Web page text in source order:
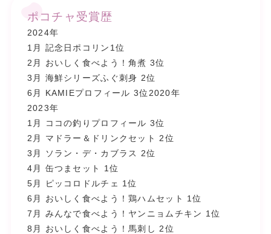
ポコチャ受賞歴
2024年
1月 記念日ポコリン1位
2月 おいしく食べよう！角煮 3位
3月 海鮮シリーズふぐ刺身 2位
6月 KAMIEプロフィール 3位2020年
2023年
1月 ココの釣りプロフィール 3位
2月 マドラー＆ドリンクセット 2位
3月 ソラン・デ・カブラス 2位
4月 缶つまセット 1位
5月 ピッコロドルチェ 1位
6月 おいしく食べよう！鶏ハムセット 1位
7月 みんなで食べよう！ヤンニョムチキン 1位
8月 おいしく食べよう！馬刺し 2位